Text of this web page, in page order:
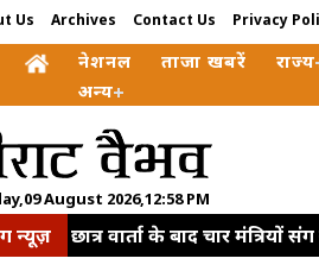
Us Archives Contact Us Privacy
नेशनल ताजा खबरें राज्य
अन्य
August 2026,12:58 PM
न्यूज़
छात्र वार्ता के बाद चार